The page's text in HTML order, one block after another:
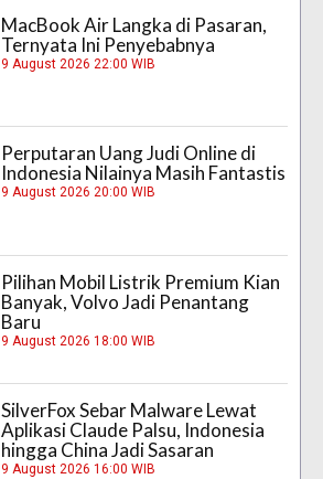
MacBook Air Langka di Pasaran,
Ternyata Ini Penyebabnya
9 August 2026 22:00 WIB
Perputaran Uang Judi Online di
Indonesia Nilainya Masih Fantastis
9 August 2026 20:00 WIB
Pilihan Mobil Listrik Premium Kian
Banyak, Volvo Jadi Penantang
Baru
9 August 2026 18:00 WIB
SilverFox Sebar Malware Lewat
Aplikasi Claude Palsu, Indonesia
hingga China Jadi Sasaran
9 August 2026 16:00 WIB